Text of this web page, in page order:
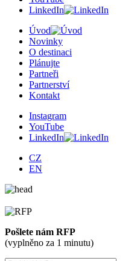
LinkedIn
Úvod
Novinky
O destinaci
Plánujte
Partneři
Partnerství
Kontakt
Instagram
YouTube
LinkedIn
CZ
EN
Pošlete nám RFP
(vyplněno za 1 minutu)